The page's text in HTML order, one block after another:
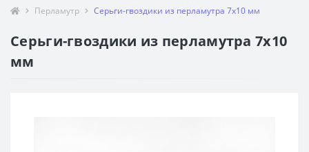
Перламутр Серьги-гвоздики из перламутра 7x10 мм
Серьги-гвоздики из перламутра 7x10
мм